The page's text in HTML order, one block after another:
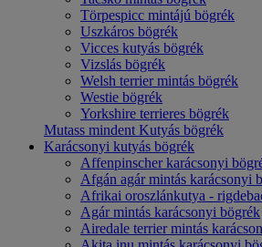
Törpespicc mintájú bögrék
Uszkáros bögrék
Vicces kutyás bögrék
Vizslás bögrék
Welsh terrier mintás bögrék
Westie bögrék
Yorkshire terrieres bögrék
Mutass mindent Kutyás bögrék
Karácsonyi kutyás bögrék
Affenpinscher karácsonyi
Afgán agár mintás karácsonyi
Afrikai oroszlánkutya -
Agár mintás karácsonyi bögrék
Airedale terrier mintás